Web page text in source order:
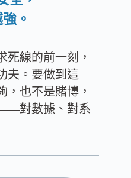
。
死線的前一刻，
夫。要做到這
，也不是賭博，
對數據、對系